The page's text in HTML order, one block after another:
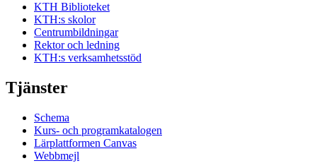
KTH Biblioteket
KTH:s skolor
Centrumbildningar
Rektor och ledning
KTH:s verksamhetsstöd
Tjänster
Schema
Kurs- och programkatalogen
Lärplattformen Canvas
Webbmejl